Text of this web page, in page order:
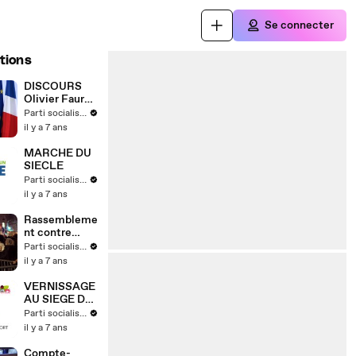
Se connecter
DISCOURS
Olivier Faure
16 MARS 2019
Parti socialiste
il y a 7 ans
MARCHE DU
SIECLE
Parti socialiste
il y a 7 ans
Rassembleme
nt contre
l'antisémitis
me
Parti socialiste
il y a 7 ans
VERNISSAGE
AU SIEGE DU
PARTI
SOCIALISTE
Parti socialiste
il y a 7 ans